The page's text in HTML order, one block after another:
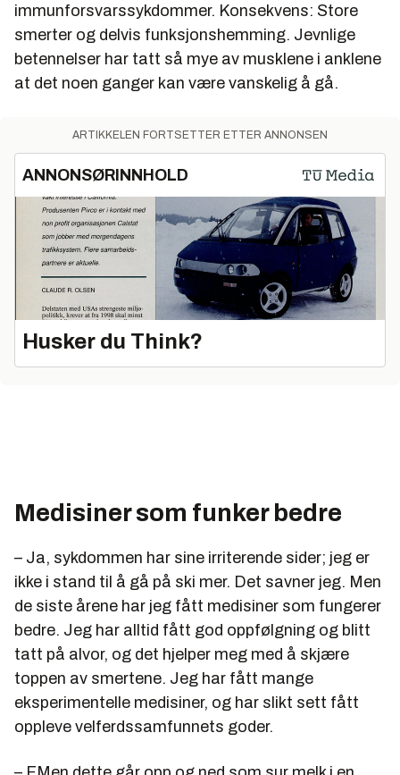
immunforsvarssykdommer. Konsekvens: Store
smerter og delvis funksjonshemming. Jevnlige
betennelser har tatt så mye av musklene i anklene
at det noen ganger kan være vanskelig å gå.
ARTIKKELEN FORTSETTER ETTER ANNONSEN
ANNONSØRINNHOLD
Husker du Think?
Medisiner som funker bedre
– Ja, sykdommen har sine irriterende sider; jeg er
ikke i stand til å gå på ski mer. Det savner jeg. Men
de siste årene har jeg fått medisiner som fungerer
bedre. Jeg har alltid fått god oppfølgning og blitt
tatt på alvor, og det hjelper meg med å skjære
toppen av smertene. Jeg har fått mange
eksperimentelle medisiner, og har slikt sett fått
oppleve velferdssamfunnets goder.